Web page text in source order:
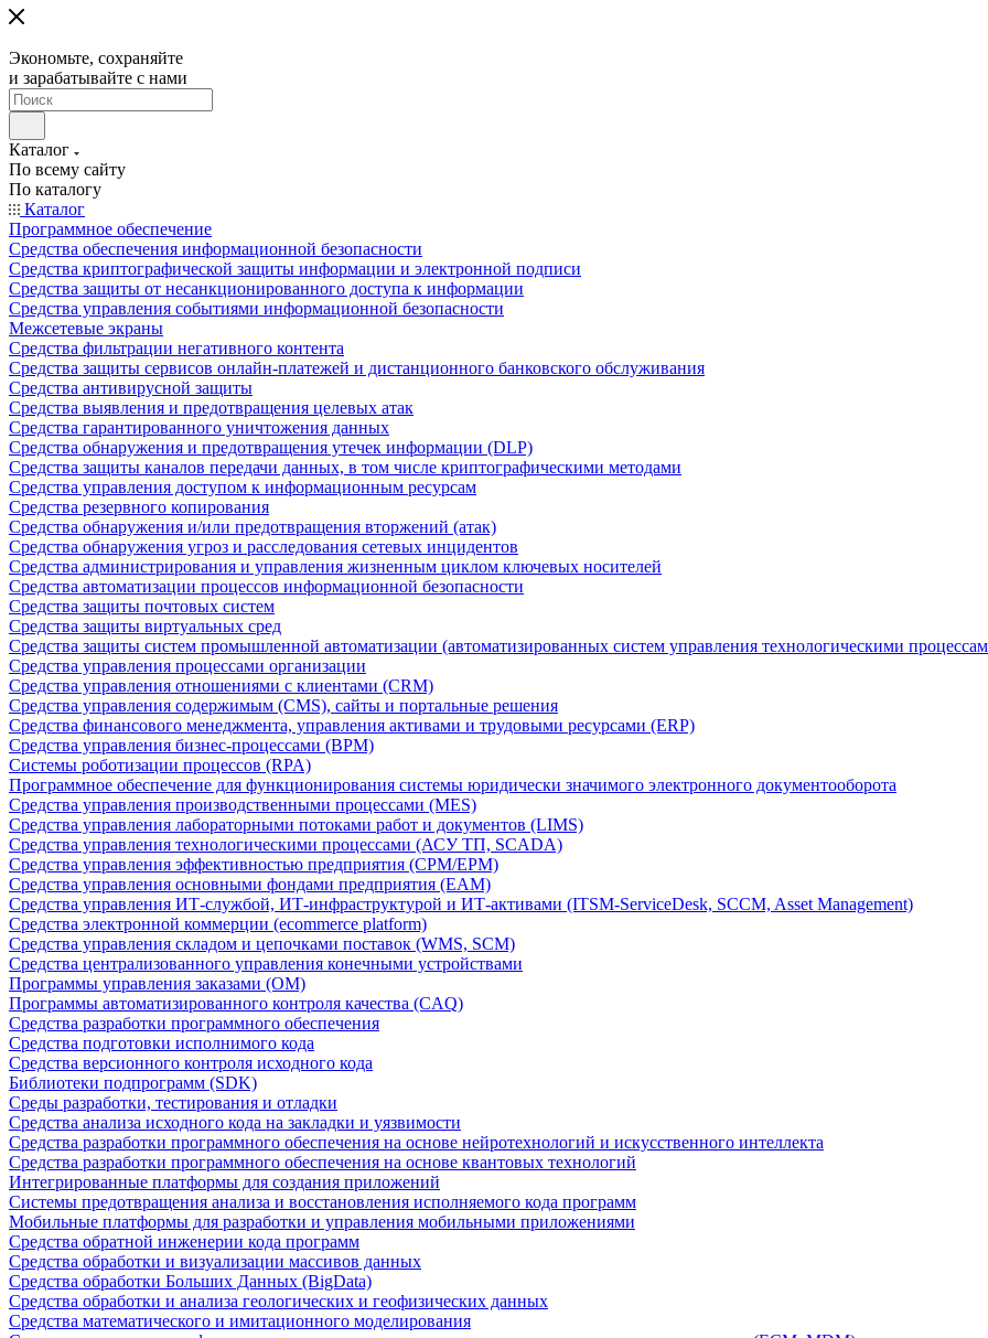
Экономьте, сохраняйте
и зарабатывайте с нами
Каталог
По всему сайту
По каталогу
Каталог
Программное обеспечение
Средства обеспечения информационной безопасности
Средства криптографической защиты информации и электронной подписи
Средства защиты от несанкционированного доступа к информации
Средства управления событиями информационной безопасности
Межсетевые экраны
Средства фильтрации негативного контента
Средства защиты сервисов онлайн-платежей и дистанционного банковского обслуживания
Средства антивирусной защиты
Средства выявления и предотвращения целевых атак
Средства гарантированного уничтожения данных
Средства обнаружения и предотвращения утечек информации (DLP)
Средства защиты каналов передачи данных, в том числе криптографическими методами
Средства управления доступом к информационным ресурсам
Средства резервного копирования
Средства обнаружения и/или предотвращения вторжений (атак)
Средства обнаружения угроз и расследования сетевых инцидентов
Средства администрирования и управления жизненным циклом ключевых носителей
Средства автоматизации процессов информационной безопасности
Средства защиты почтовых систем
Средства защиты виртуальных сред
Средства защиты систем промышленной автоматизации (автоматизированных систем управления технологическими
Средства управления процессами организации
Средства управления отношениями с клиентами (CRM)
Средства управления содержимым (CMS), сайты и портальные решения
Средства финансового менеджмента, управления активами и трудовыми ресурсами (ERP)
Средства управления бизнес-процессами (BPM)
Системы роботизации процессов (RPA)
Программное обеспечение для функционирования системы юридически значимого электронного документооборота
Средства управления производственными процессами (MES)
Средства управления лабораторными потоками работ и документов (LIMS)
Средства управления технологическими процессами (АСУ ТП, SCADA)
Средства управления эффективностью предприятия (CPM/EPM)
Средства управления основными фондами предприятия (EAM)
Средства управления ИТ-службой, ИТ-инфраструктурой и ИТ-активами (ITSM-ServiceDesk, SCCM, Asset Management)
Средства электронной коммерции (ecommerce platform)
Средства управления складом и цепочками поставок (WMS, SCM)
Средства централизованного управления конечными устройствами
Программы управления заказами (OM)
Программы автоматизированного контроля качества (CAQ)
Средства разработки программного обеспечения
Средства подготовки исполнимого кода
Средства версионного контроля исходного кода
Библиотеки подпрограмм (SDK)
Среды разработки, тестирования и отладки
Средства анализа исходного кода на закладки и уязвимости
Средства разработки программного обеспечения на основе нейротехнологий и искусственного интеллекта
Средства разработки программного обеспечения на основе квантовых технологий
Интегрированные платформы для создания приложений
Системы предотвращения анализа и восстановления исполняемого кода программ
Мобильные платформы для разработки и управления мобильными приложениями
Средства обратной инженерии кода программ
Средства обработки и визуализации массивов данных
Средства обработки Больших Данных (BigData)
Средства обработки и анализа геологических и геофизических данных
Средства математического и имитационного моделирования